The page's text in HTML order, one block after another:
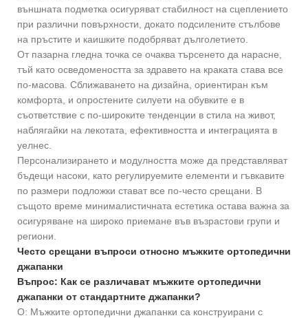
външната подметка осигуряват стабилност на сцеплението
при различни повърхности, докато подсилените стълбове
на пръстите и каишките подобряват дълголетието.
От пазарна гледна точка се очаква търсенето да нарасне,
тъй като осведомеността за здравето на краката става все
по-масова. Сближаването на дизайна, ориентиран към
комфорта, и опростените силуети на обувките е в
съответствие с по-широките тенденции в стила на живот,
наблягайки на лекотата, ефективността и интеграцията в
уелнес.
Персонализирането и модулността може да представляват
бъдещи насоки, като регулируемите елементи и гъвкавите
по размери подложки стават все по-често срещани. В
същото време минималистичната естетика остава важна за
осигуряване на широко приемане във възрастови групи и
региони.
Често срещани въпроси относно мъжките ортопедични
джапанки
Въпрос: Как се различават мъжките ортопедични
джапанки от стандартните джапанки?
О: Мъжките ортопедични джапанки са конструирани с